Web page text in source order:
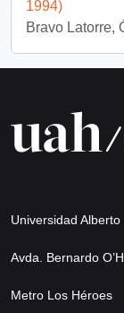
1994)
Bravo Latorre,
Universidad
Avda. Bernardo
Metro Los Héroes